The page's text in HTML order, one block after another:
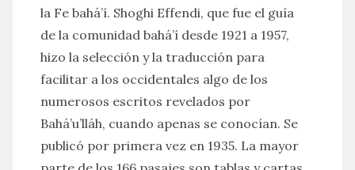
la Fe bahá’í. Shoghi Effendi, que fue el guía
de la comunidad bahá’í desde 1921 a 1957,
hizo la selección y la traducción para
facilitar a los occidentales algo de los
numerosos escritos revelados por
Bahá’u’lláh, cuando apenas se conocían. Se
publicó por primera vez en 1935. La mayor